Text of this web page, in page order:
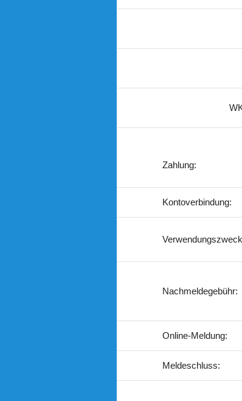
Zahlung:
Kontoverbindung:
Nachmeldegebühr:
Online-Meldung:
Meldeschluss: